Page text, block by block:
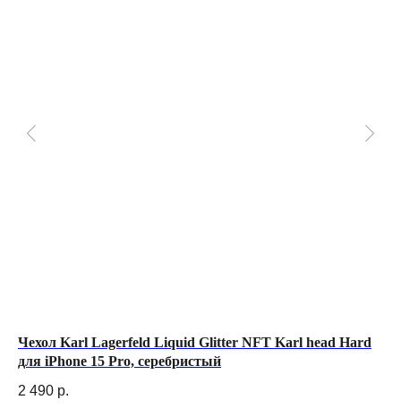
Чехол Karl Lagerfeld Liquid Glitter NFT Karl head Hard
для iPhone 15 Pro, серебристый
2 490 р.